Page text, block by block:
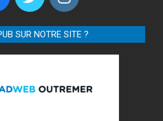
SUR NOTRE SITE ?